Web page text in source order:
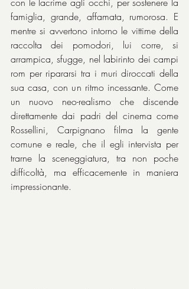
con le lacrime agli occhi, per sostenere la
famiglia, grande, affamata, rumorosa. E
mentre si avvertono intorno le vittime della
raccolta dei pomodori, lui corre, si
arrampica, sfugge, nel labirinto dei campi
rom per ripararsi tra i muri diroccati della
sua casa, con un ritmo incessante. Come
un nuovo neo-realismo che discende
direttamente dai padri del cinema come
Rossellini, Carpignano filma la gente
comune e reale, che il egli intervista per
trarne la sceneggiatura, tra non poche
difficoltà, ma efficacemente in maniera
impressionante.